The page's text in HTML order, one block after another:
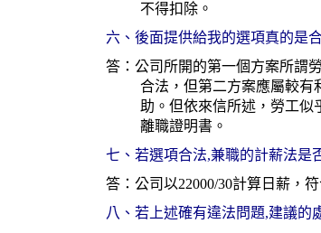
不得扣除。
六、後面提供給我的選項真的是
答：公司所開的第一個方案所謂
合法，但第二方案應屬較有
助。但依來信所述，勞工似
離職證明書。
七、若選項合法,兼職的計薪法是
答：公司以22000/30計算日薪，
八、若上述確有違法問題,建議的